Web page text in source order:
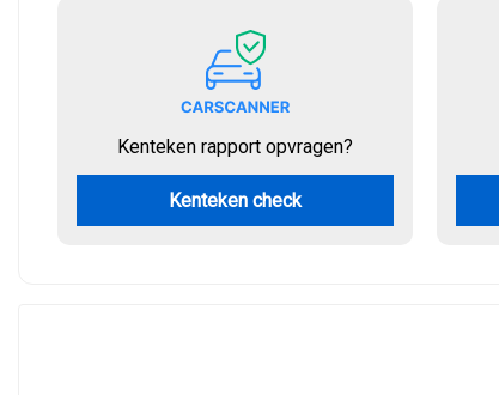
Kenteken rapport opvragen?
Kenteken check